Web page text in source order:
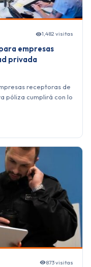
1,482 visitas
empresas
privada
receptoras de
póliza cumplirá con lo
873 visitas